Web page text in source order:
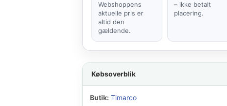
Webshoppens
aktuelle pris er
altid den
gældende.
– ikke betalt
placering.
Købsoverblik
Butik: Timarco